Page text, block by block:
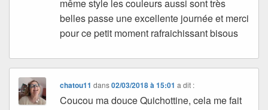
même style les couleurs aussi sont très
belles passe une excellente journée et merci
pour ce petit moment rafraichissant bisous
chatou11 dans02/03/2018 à 15:01 a dit :
Coucou ma douce Quichottine, cela me fait